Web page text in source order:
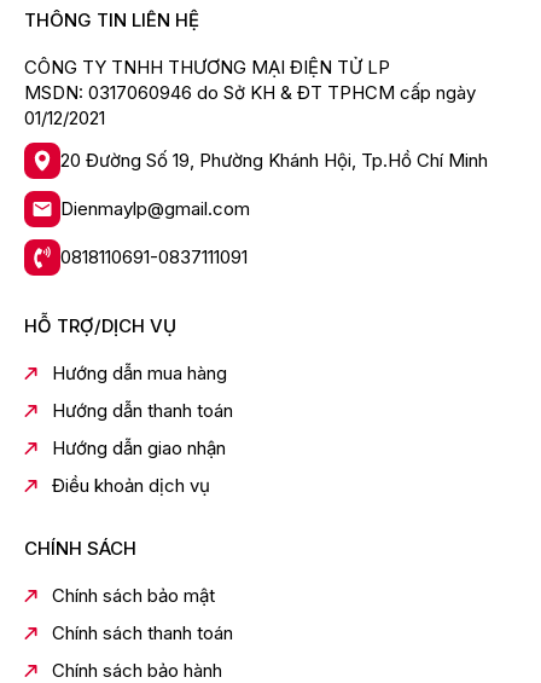
THÔNG TIN LIÊN HỆ
CÔNG TY TNHH THƯƠNG MẠI ĐIỆN TỬ LP
MSDN: 0317060946 do Sở KH & ĐT TPHCM cấp ngày
01/12/2021
20 Đường Số 19, Phường Khánh Hội, Tp.Hồ Chí Minh
Dienmaylp@gmail.com
0818110691-0837111091
HỖ TRỢ/DỊCH VỤ
Hướng dẫn mua hàng
Hướng dẫn thanh toán
Hướng dẫn giao nhận
Điều khoản dịch vụ
CHÍNH SÁCH
Chính sách bảo mật
Chính sách thanh toán
Chính sách bảo hành